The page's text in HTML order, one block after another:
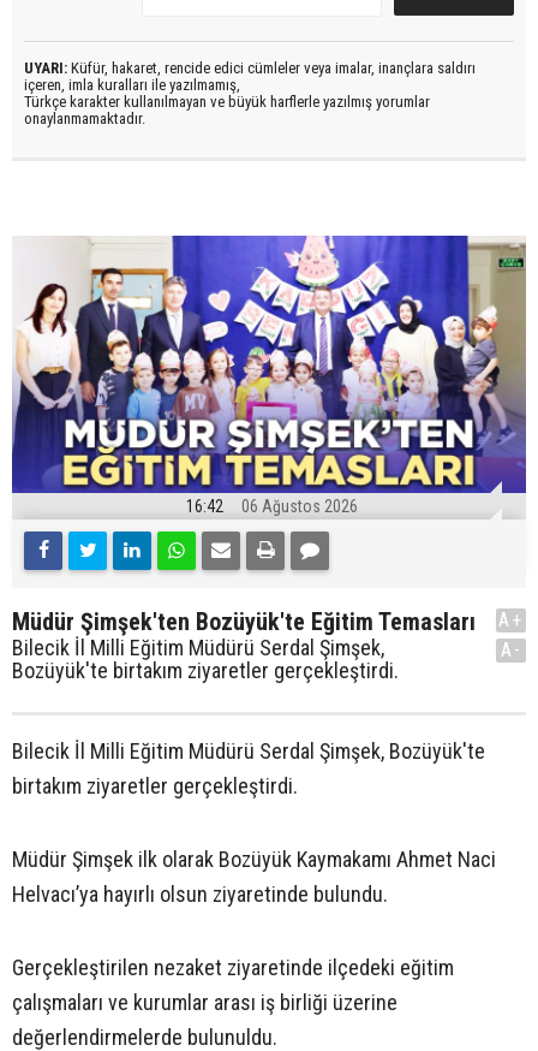
UYARI: Küfür, hakaret, rencide edici cümleler veya imalar, inançlara saldırı
içeren, imla kuralları ile yazılmamış,
Türkçe karakter kullanılmayan ve büyük harflerle yazılmış yorumlar
onaylanmamaktadır.
16:42 06 Ağustos 2026
Müdür Şimşek'ten Bozüyük'te Eğitim Temasları
Bilecik İl Milli Eğitim Müdürü Serdal Şimşek,
Bozüyük'te birtakım ziyaretler gerçekleştirdi.
A+
A-
Bilecik İl Milli Eğitim Müdürü Serdal Şimşek, Bozüyük'te
birtakım ziyaretler gerçekleştirdi.
Müdür Şimşek ilk olarak Bozüyük Kaymakamı Ahmet Naci
Helvacı’ya hayırlı olsun ziyaretinde bulundu.
Gerçekleştirilen nezaket ziyaretinde ilçedeki eğitim
çalışmaları ve kurumlar arası iş birliği üzerine
değerlendirmelerde bulunuldu.